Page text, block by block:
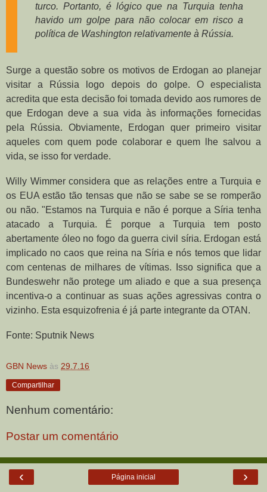
turco. Portanto, é lógico que na Turquia tenha
havido um golpe para não colocar em risco a
política de Washington relativamente à Rússia.
Surge a questão sobre os motivos de Erdogan ao planejar
visitar a Rússia logo depois do golpe. O especialista
acredita que esta decisão foi tomada devido aos rumores de
que Erdogan deve a sua vida às informações fornecidas
pela Rússia. Obviamente, Erdogan quer primeiro visitar
aqueles com quem pode colaborar e quem lhe salvou a
vida, se isso for verdade.
Willy Wimmer considera que as relações entre a Turquia e
os EUA estão tão tensas que não se sabe se se romperão
ou não. "Estamos na Turquia e não é porque a Síria tenha
atacado a Turquia. É porque a Turquia tem posto
abertamente óleo no fogo da guerra civil síria. Erdogan está
implicado no caos que reina na Síria e nós temos que lidar
com centenas de milhares de vítimas. Isso significa que a
Bundeswehr não protege um aliado e que a sua presença
incentiva-o a continuar as suas ações agressivas contra o
vizinho. Esta esquizofrenia é já parte integrante da OTAN.
Fonte: Sputnik News
GBN News às 29.7.16
Compartilhar
Nenhum comentário:
Postar um comentário
‹ ›
Página inicial